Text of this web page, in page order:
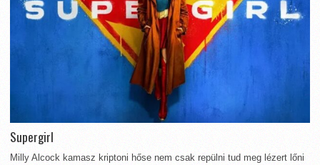
Supergirl
Milly Alcock kamasz kriptoni hőse nem csak repülni tud meg lézert lőni